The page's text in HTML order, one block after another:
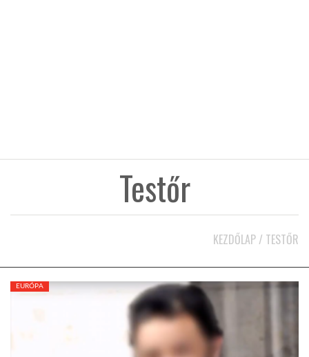
HÍR3D
Testőr
KEZDŐLAP / TESTŐR
EURÓPA